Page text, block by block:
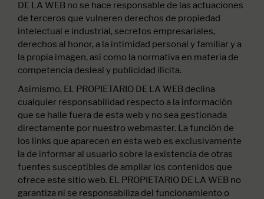
DE LA WEB no se hace responsable de las actuaciones
de terceros que vulneren derechos de propiedad
intelectual e industrial, secretos empresariales,
derechos al honor, a la intimidad personal y familiar y a
la propia imagen, así como la normativa en materia de
competencia desleal y publicidad ilícita.
Asimismo, EL PROPIETARIO DE LA WEB declina
cualquier responsabilidad respecto a la información
que se halle fuera de esta web y no sea gestionada
directamente por nuestro webmaster. La función de
los links que aparecen en esta web es exclusivamente
la de informar al usuario sobre la existencia de otras
fuentes susceptibles de ampliar los contenidos que
ofrece este sitio web. EL PROPIETARIO DE LA WEB no
garantiza ni se responsabiliza del funcionamiento o